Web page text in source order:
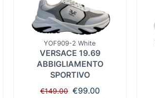
YOF909-2 White
VERSACE 19.69
ABBIGLIAMENTO
SPORTIVO
€149.00 Original
€99.00Η